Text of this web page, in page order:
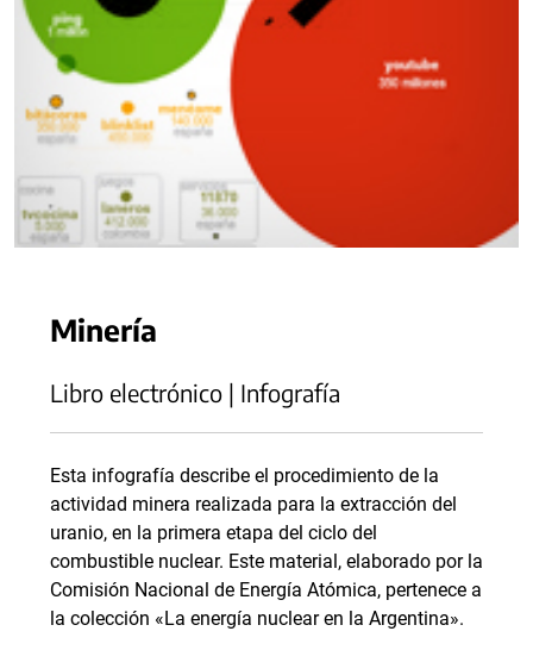
Minería
Libro electrónico | Infografía
Esta infografía describe el procedimiento de la
actividad minera realizada para la extracción del
uranio, en la primera etapa del ciclo del
combustible nuclear. Este material, elaborado por la
Comisión Nacional de Energía Atómica, pertenece a
la colección «La energía nuclear en la Argentina».